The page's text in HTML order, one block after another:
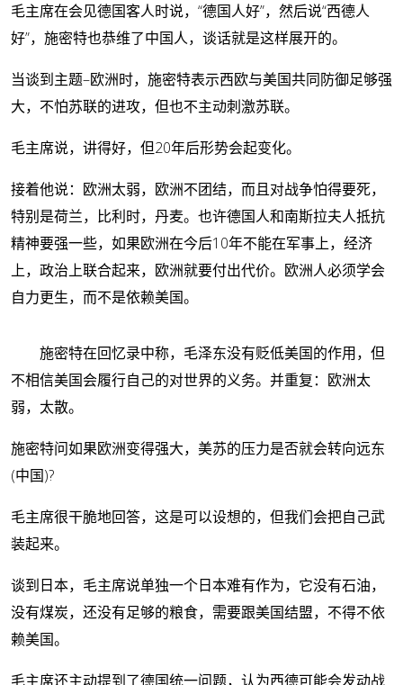
毛主席在会见德国客人时说，“德国人好”，然后说“西德人
好”，施密特也恭维了中国人，谈话就是这样展开的。
当谈到主题–欧洲时，施密特表示西欧与美国共同防御足够强
大，不怕苏联的进攻，但也不主动刺激苏联。
毛主席说，讲得好，但20年后形势会起变化。
接着他说：欧洲太弱，欧洲不团结，而且对战争怕得要死，
特别是荷兰，比利时，丹麦。也许德国人和南斯拉夫人抵抗
精神要强一些，如果欧洲在今后10年不能在军事上，经济
上，政治上联合起来，欧洲就要付出代价。欧洲人必须学会
自力更生，而不是依赖美国。
施密特在回忆录中称，毛泽东没有贬低美国的作用，但
不相信美国会履行自己的对世界的义务。并重复：欧洲太
弱，太散。
施密特问如果欧洲变得强大，美苏的压力是否就会转向远东
(中国)?
毛主席很干脆地回答，这是可以设想的，但我们会把自己武
装起来。
谈到日本，毛主席说单独一个日本难有作为，它没有石油，
没有煤炭，还没有足够的粮食，需要跟美国结盟，不得不依
赖美国。
毛主席还主动提到了德国统一问题，认为西德可能会发动战